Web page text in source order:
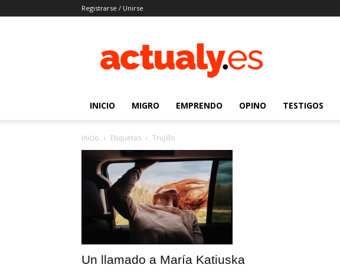
Registrarse / Unirse
|
Noticias
venezolanos
INICIO MIGRO EMPRENDO OPINO TESTIGOS
Inicio Etiquetas Trujillo
Un llamado a María Katiuska